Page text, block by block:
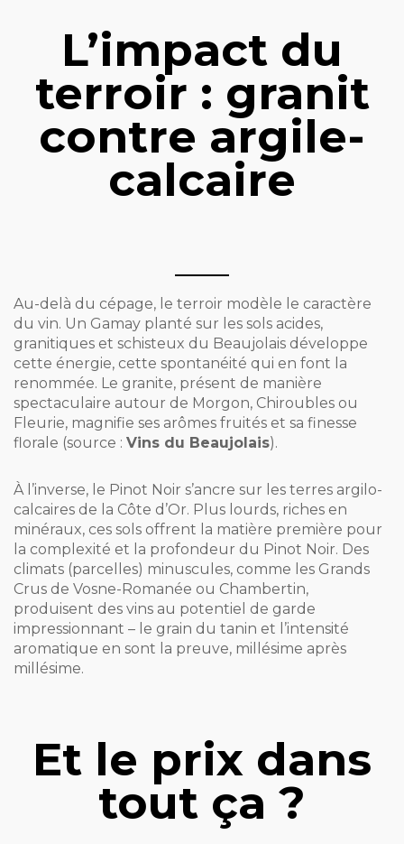
L’impact du
terroir : granit
contre argile-
calcaire
Au-delà du cépage, le terroir modèle le caractère
du vin. Un Gamay planté sur les sols acides,
granitiques et schisteux du Beaujolais développe
cette énergie, cette spontanéité qui en font la
renommée. Le granite, présent de manière
spectaculaire autour de Morgon, Chiroubles ou
Fleurie, magnifie ses arômes fruités et sa finesse
florale (source : Vins du Beaujolais).
À l’inverse, le Pinot Noir s’ancre sur les terres argilo-
calcaires de la Côte d’Or. Plus lourds, riches en
minéraux, ces sols offrent la matière première pour
la complexité et la profondeur du Pinot Noir. Des
climats (parcelles) minuscules, comme les Grands
Crus de Vosne-Romanée ou Chambertin,
produisent des vins au potentiel de garde
impressionnant – le grain du tanin et l’intensité
aromatique en sont la preuve, millésime après
millésime.
Et le prix dans
tout ça ?